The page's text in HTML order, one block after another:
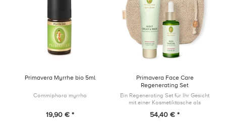
Primavera Myrrhe bio 5ml
Commiphora myrrha
19,90 € *
Primavera Face Care
Regenerating Set
Ein Regenerating Set für Ihr Gesicht
mit einer Kosmetiktasche als
54,40 € *